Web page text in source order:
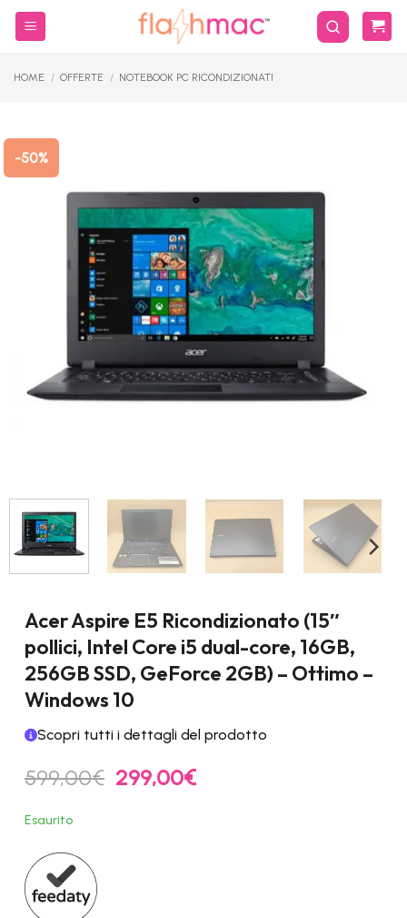
Salta
HOME / OFFERTE / NOTEBOOK PC RICONDIZIONATI
-50%
Acer Aspire E5 Ricondizionato (15″
pollici, Intel Core i5 dual-core, 16GB,
256GB SSD, GeForce 2GB) – Ottimo –
Windows 10
Scopri tutti i dettagli del prodotto
599,00€ Il
prezzo
299,00€Il
Esaurito